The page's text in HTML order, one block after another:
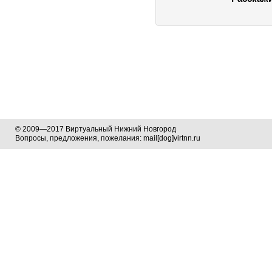
© 2009—2017 Виртуальный Нижний Новгород
Вопросы, предложения, пожелания: mail[dog]virtnn.ru